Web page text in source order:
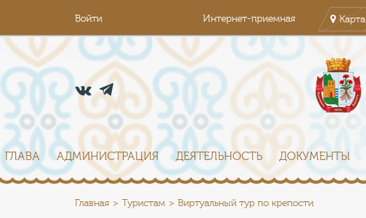
Войти Интернет-приемная Карта
ГЛАВА АДМИНИСТРАЦИЯ ДЕЯТЕЛЬНОСТЬ ДОКУМЕНТЫ
Главная Туристам Виртуальный тур по крепости